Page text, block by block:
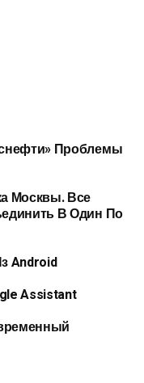
Проблемы
Москвы. Все
В Один По
Android
Assistant